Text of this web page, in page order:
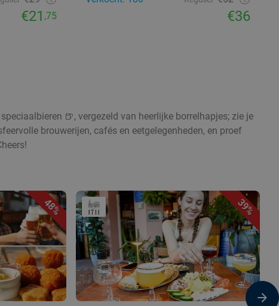
€21 ,75 €36
🍺, vergezeld van heerlijke borrelhapjes; zie je
brouwerijen, cafés en eetgelegenheden, en proef
48% 39%